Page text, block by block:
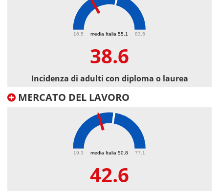
media Italia 55.1
16.5 83.5
38.6
Incidenza di adulti con diploma o laurea
MERCATO DEL LAVORO
media Italia 50.8
19.3 77.1
42.6